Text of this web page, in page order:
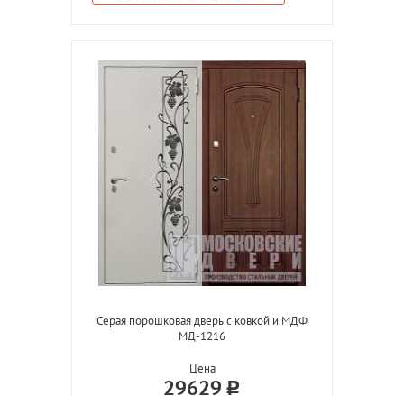
Серая порошковая дверь с ковкой и МДФ
МД-1216
Цена
29629